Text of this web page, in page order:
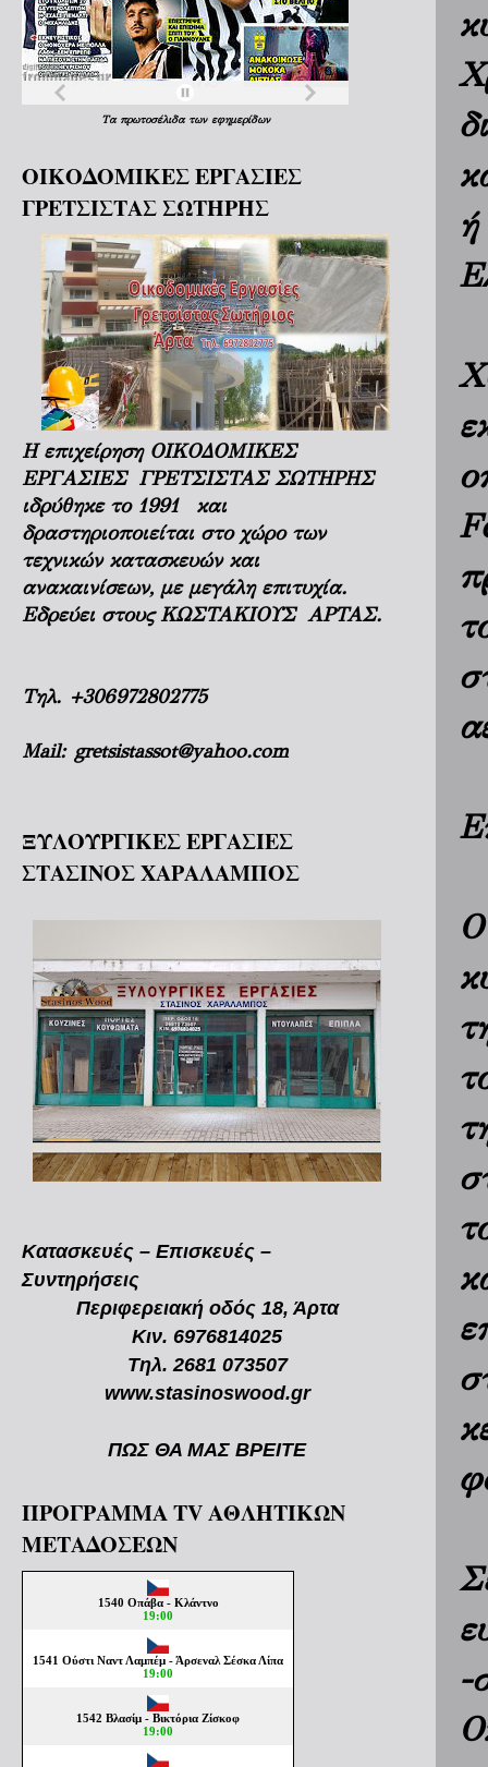
ή
-
Τα πρωτοσέλιδα των εφημερίδων
ΟΙΚΟΔΟΜΙΚΕΣ ΕΡΓΑΣΙΕΣ
ΓΡΕΤΣΙΣΤΑΣ ΣΩΤΗΡΗΣ
Η επιχείρηση ΟΙΚΟΔΟΜΙΚΕΣ
ΕΡΓΑΣΙΕΣ ΓΡΕΤΣΙΣΤΑΣ ΣΩΤΗΡΗΣ
ιδρύθηκε το 1991 και
δραστηριοποιείται στο χώρο των
τεχνικών κατασκευών και
ανακαινίσεων, με μεγάλη επιτυχία.
Εδρεύει στους ΚΩΣΤΑΚΙΟΥΣ ΑΡΤΑΣ.
Τηλ. +306972802775
Mail: gretsistassot@yahoo.com
ΞΥΛΟΥΡΓΙΚΕΣ ΕΡΓΑΣΙΕΣ
ΣΤΑΣΙΝΟΣ ΧΑΡΑΛΑΜΠΟΣ
Κατασκευές – Επισκευές –
Συντηρήσεις
Περιφερειακή οδός 18, Άρτα
Κιν. 6976814025
Τηλ. 2681 073507
www.stasinoswood.gr
ΠΩΣ ΘΑ ΜΑΣ ΒΡΕΙΤΕ
ΠΡΟΓΡΑΜΜΑ TV ΑΘΛΗΤΙΚΩΝ
ΜΕΤΑΔΟΣΕΩΝ